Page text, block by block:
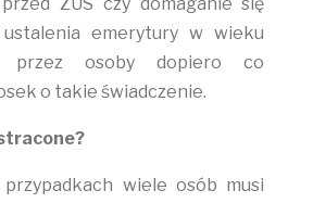
ustalenia emerytury w wieku
przez osoby dopiero co
o takie świadczenie.
wiele osób musi